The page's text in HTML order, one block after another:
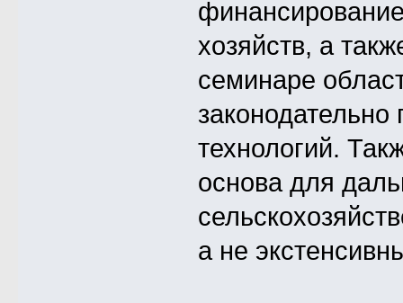
хозяйств, а
семинаре
технологий.
основа для
а не